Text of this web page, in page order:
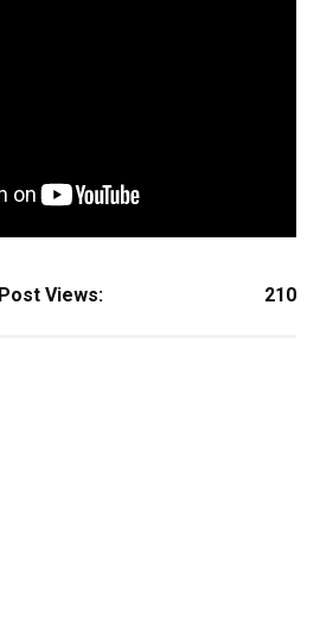
Post Views: 210